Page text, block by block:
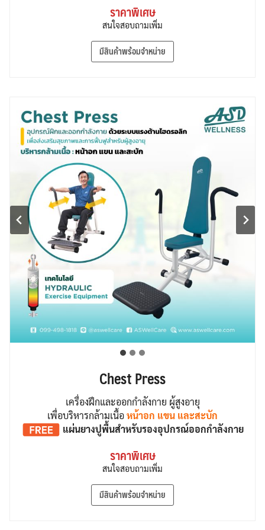
ราคาพิเศษ
สนใจสอบถามเพิ่ม
มีสินค้าพร้อมจำหน่าย
Chest Press
เครื่องฝึกและออกกำลังกาย ผู้สูงอายุ
เพื่อบริหารกล้ามเนื้อหน้าอก แขน และสะบัก
แผ่นยางปูพื้นสำหรับรองอุปกรณ์ออกกำลังกาย
ราคาพิเศษ
สนใจสอบถามเพิ่ม
มีสินค้าพร้อมจำหน่าย